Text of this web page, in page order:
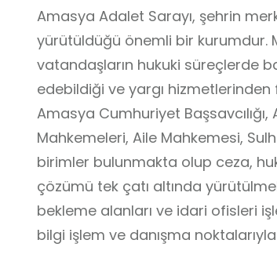
Amasya Adalet Sarayı, şehrin
yürütüldüğü önemli bir kurumdur.
vatandaşların hukuki süreçlerde
edebildiği ve yargı
Amasya Cumhuriyet
Mahkemeleri, Aile Mahkemesi,
birimler bulunmakta olup ceza,
çözümü tek çatı altında
bekleme alanları ve idari ofisleri
bilgi işlem ve danışma